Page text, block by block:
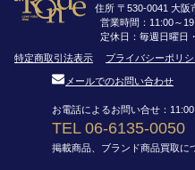
住所 〒530-0041 大阪
営業時間：11:00～
定休日：毎週日曜日
特定商取引法表示
プライバシーポリシ
メールでのお問い合わせ
お電話によるお問い合せ：
TEL 06-6135-0050
掲載商品、ブランド商品買取に